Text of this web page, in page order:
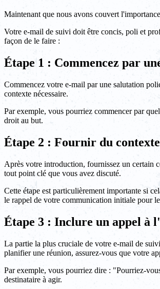
Maintenant que nous avons couvert
Votre e-mail de suivi doit être concis, poli et
façon de le faire :
Étape 1 : Commencez par
Commencez votre e-mail par une salutation
contexte nécessaire.
Par exemple, vous pourriez commencer par
droit au but.
Étape 2 : Fournir du contexte
Après votre introduction, fournissez un certain
tout point clé que vous avez discuté.
Cette étape est particulièrement importante si
le rappel de votre communication initiale pour
Étape 3 : Inclure un appel à
La partie la plus cruciale de votre e-mail de
planifier une réunion, assurez-vous que votre
Par exemple, vous pourriez dire : "Pourriez-
destinataire à agir.